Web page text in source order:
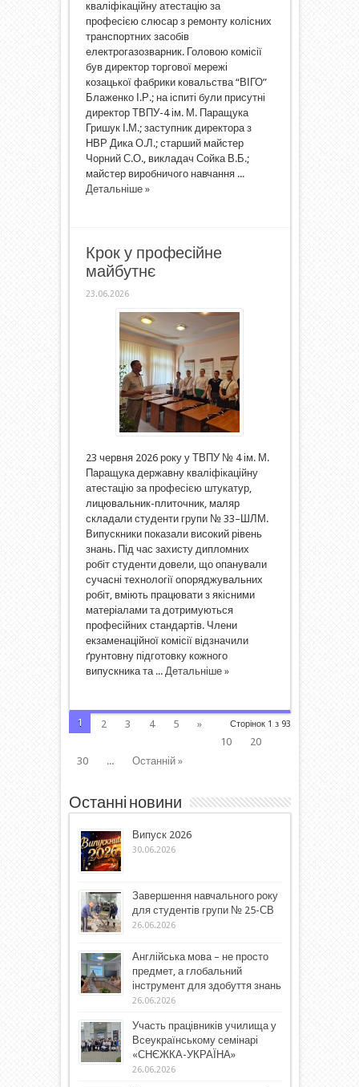
кваліфікаційну атестацію за
професією слюсар з ремонту колісних
транспортних засобів
електрогазозварник. Головою комісії
був директор торгової мережі
козацької фабрики ковальства “ВІГО”
Блаженко І.Р.; на іспиті були присутні
директор ТВПУ-4 ім. М. Паращука
Гришук І.М.; заступник директора з
НВР Дика О.Л.; старший майстер
Чорний С.О., викладач Сойка В.Б.;
майстер виробничого навчання ...
Детальніше »
Крок у професійне
майбутнє
23.06.2026
23 червня 2026 року у ТВПУ № 4 ім. М.
Паращука державну кваліфікаційну
атестацію за професією штукатур,
лицювальник-плиточник, маляр
складали студенти групи № 33–ШЛМ.
Випускники показали високий рівень
знань. Під час захисту дипломних
робіт студенти довели, що опанували
сучасні технології опоряджувальних
робіт, вміють працювати з якісними
матеріалами та дотримуються
професійних стандартів. Члени
екзаменаційної комісії відзначили
ґрунтовну підготовку кожного
випускника та ... Детальніше »
Сторінок 1 з 93
1 2 3 4 5
»
10
20
30
... Останній »
Останні новини
Випуск 2026
30.06.2026
Завершення навчального року
для студентів групи № 25-СВ
26.06.2026
Англійська мова – не просто
предмет, а глобальний
інструмент для здобуття знань
26.06.2026
Участь працівників училища у
Всеукраїнському семінарі
«СНЄЖКА-УКРАЇНА»
26.06.2026